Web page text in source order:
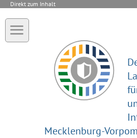
Direkt zum Inhalt
Mecklenburg-